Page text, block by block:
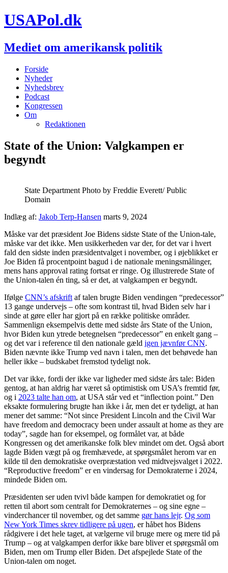
USAPol.dk
Mediet om amerikansk politik
Forside
Nyheder
Nyhedsbrev
Podcast
Kongressen
Om
Redaktionen
State of the Union: Valgkampen er
begyndt
State Department Photo by Freddie Everett/ Public
Domain
Indlæg af: Jakob Terp-Hansen marts 9, 2024
Måske var det præsident Joe Bidens sidste State of the Union-tale,
måske var det ikke. Men usikkerheden var der, for det var i hvert
fald den sidste inden præsidentvalget i november, og i øjeblikket er
Joe Biden få procentpoint bagud i de nationale meningsmålinger,
mens hans approval rating fortsat er ringe. Og illustrerede State of
the Union-talen én ting, så er det, at valgkampen er begyndt.
Ifølge CNN’s afskrift af talen brugte Biden vendingen “predecessor”
13 gange undervejs – ofte som kontrast til, hvad Biden selv har i
sinde at gøre eller har gjort på en række politiske områder.
Sammenlign eksempelvis dette med sidste års State of the Union,
hvor Biden kun ytrede betegnelsen “predecessor” en enkelt gang –
og det var i reference til den nationale gæld igen jævnfør CNN.
Biden nævnte ikke Trump ved navn i talen, men det behøvede han
heller ikke – budskabet fremstod tydeligt nok.
Det var ikke, fordi der ikke var ligheder med sidste års tale: Biden
gentog, at han aldrig har været så optimistisk om USA’s fremtid før,
og i 2023 talte han om, at USA står ved et “inflection point.” Den
eksakte formulering brugte han ikke i år, men det er tydeligt, at han
mener det samme: “Not since President Lincoln and the Civil War
have freedom and democracy been under assault at home as they are
today”, sagde han for eksempel, og formålet var, at både
Kongressen og det amerikanske folk blev mindet om det. Også abort
lagde Biden vægt på og fremhævede, at spørgsmålet herom var en
kilde til den demokratiske overpræstation ved midtvejsvalget i 2022.
“Reproductive freedom” er en vindersag for Demokraterne i 2024,
mindede Biden om.
Præsidenten ser uden tvivl både kampen for demokratiet og for
retten til abort som centralt for Demokraternes – og sine egne –
vinderchancer til november, og det samme gør hans lejr. Og som
New York Times skrev tidligere på ugen, er håbet hos Bidens
rådgivere i det hele taget, at vælgerne vil bruge mere og mere tid på
Trump – og at valgkampen derfor ikke bare bliver et spørgsmål om
Biden, men om Trump eller Biden. Det afspejlede State of the
Union-talen om noget.